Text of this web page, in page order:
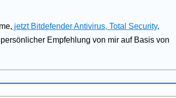
jetzt Bitdefender Antivirus, Total Security,
Empfehlung von mir auf Basis von